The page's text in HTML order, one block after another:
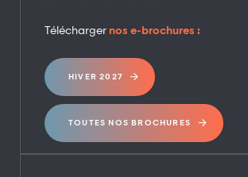
Télécharger nos e-brochures :
HIVER 2027
TOUTES NOS BROCHURES